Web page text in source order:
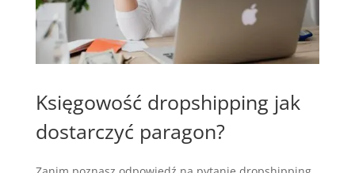
Księgowość dropshipping jak
dostarczyć paragon?